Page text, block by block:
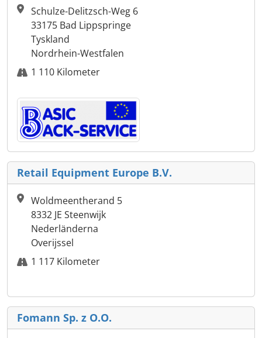
Schulze-Delitzsch-Weg 6
33175 Bad Lippspringe
Tyskland
Nordrhein-Westfalen
1 110 Kilometer
Retail Equipment Europe B.V.
Woldmeentherand 5
8332 JE Steenwijk
Nederländerna
Overijssel
1 117 Kilometer
Fomann Sp. z O.O.